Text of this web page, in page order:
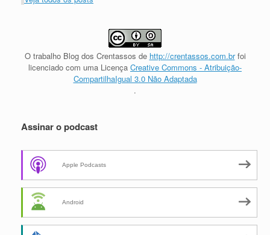
O trabalho Blog dos Crentassos de http://crentassos.com.brfoi
licenciado com uma Licença Creative Commons - Atribuição-
CompartilhaIgual 3.0 Não Adaptada
.
Assinar o podcast
Apple Podcasts
Android